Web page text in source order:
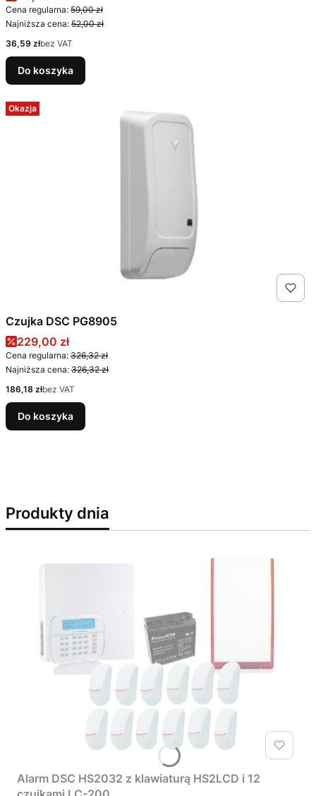
Cena regularna: 59,00 zł
Najniższa cena: 52,00 zł
Cena
36,59 złbez VAT
Do koszyka
Okazja
Czujka DSC PG8905
Cena promocyjna
229,00 zł
Cena regularna: 326,32 zł
Najniższa cena: 326,32 zł
Cena
186,18 złbez VAT
Do koszyka
Produkty dnia
Alarm DSC HS2032 z klawiaturą HS2LCD i 12